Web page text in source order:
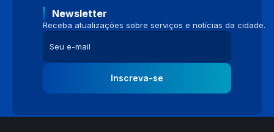
Newsletter
Receba atualizações sobre serviços e notícias da cidade.
Inscreva-se